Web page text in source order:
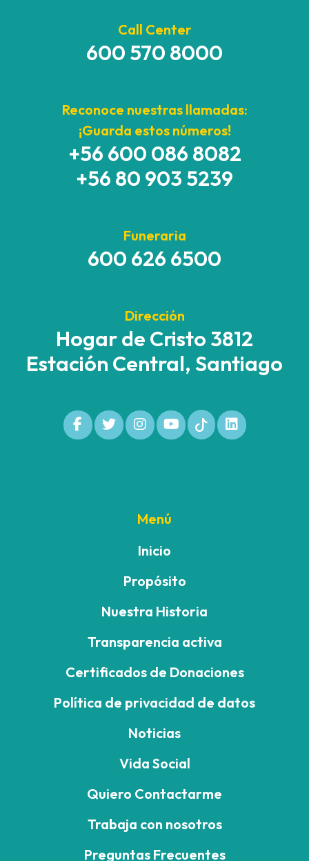
Call Center
600 570 8000
Reconoce nuestras llamadas:
¡Guarda estos números!
+56 600 086 8082
+56 80 903 5239
Funeraria
600 626 6500
Dirección
Hogar de Cristo 3812
Estación Central, Santiago
Menú
Inicio
Propósito
Nuestra Historia
Transparencia activa
Certificados de Donaciones
Política de privacidad de datos
Noticias
Vida Social
Quiero Contactarme
Trabaja con nosotros
Preguntas Frecuentes